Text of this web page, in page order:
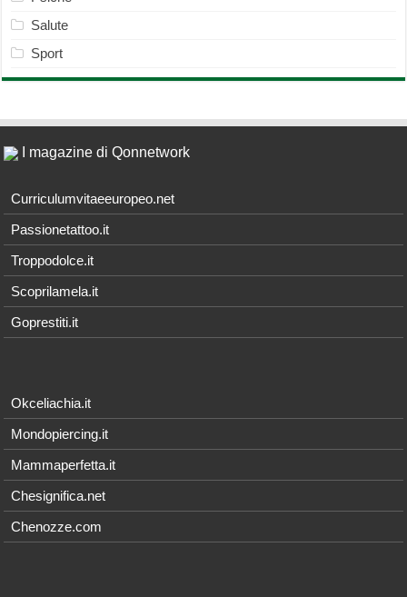
Salute
Sport
I magazine di Qonnetwork
Curriculumvitaeeuropeo.net
Passionetattoo.it
Troppodolce.it
Scoprilamela.it
Goprestiti.it
Okceliachia.it
Mondopiercing.it
Mammaperfetta.it
Chesignifica.net
Chenozze.com